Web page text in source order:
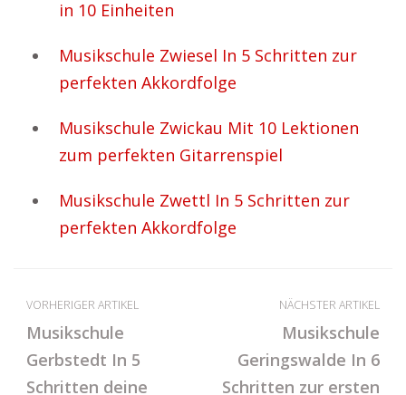
in 10 Einheiten
Musikschule Zwiesel In 5 Schritten zur
perfekten Akkordfolge
Musikschule Zwickau Mit 10 Lektionen
zum perfekten Gitarrenspiel
Musikschule Zwettl In 5 Schritten zur
perfekten Akkordfolge
VORHERIGER ARTIKEL
Musikschule
Gerbstedt In 5
Schritten deine
NÄCHSTER ARTIKEL
Musikschule
Geringswalde In 6
Schritten zur ersten